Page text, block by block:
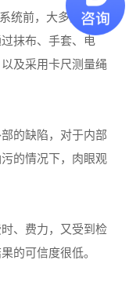
前，大多数企业依
抹布、手套、电
及采用卡尺测量绳
的缺陷，对于内部
的情况下，肉眼观
、费力，又受到检
的可信度很低。